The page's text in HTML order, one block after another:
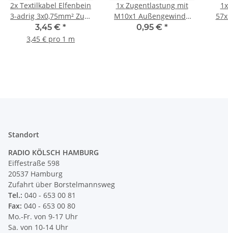
2x Textilkabel Elfenbein
3-adrig 3x0,75mm² Zug-
Pendelleitung S03RT-F
3G0,75
3,45 € *
3,45 € pro 1 m
1x Zugentlastung mit
M10x1 Außengewinde
für Kabel 13x19mm
0,95 € *
Standort
RADIO KÖLSCH HAMBURG
Eiffestraße 598
20537 Hamburg
Zufahrt über Borstelmannsweg
Tel.: 040 - 653 00 81
Fax: 040 - 653 00 80
Mo.-Fr. von 9-17 Uhr
Sa. von 10-14 Uhr